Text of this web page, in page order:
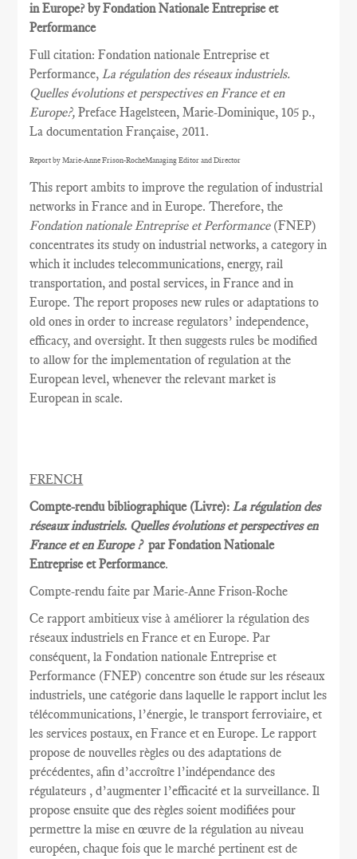
in Europe? by Fondation Nationale Entreprise et
Performance
Full citation: Fondation nationale Entreprise et
Performance,La régulation des réseaux industriels.
Quelles évolutions et perspectives en France et en
Europe?,Preface Hagelsteen, Marie-Dominique, 105 p.,
La documentation Française, 2011.
Report by Marie-Anne Frison-RocheManaging Editor and Director
This report ambits to improve the regulation of industrial
networks in France and in Europe. Therefore, the
Fondation nationale Entreprise et Performance (FNEP)
concentrates its study on industrial networks, a category in
which it includes telecommunications, energy, rail
transportation, and postal services, in France and in
Europe. The report proposes new rules or adaptations to
old ones in order to increase regulators’ independence,
efficacy, and oversight. It then suggests rules be modified
to allow for the implementation of regulation at the
European level, whenever the relevant market is
European in scale.
FRENCH
Compte-rendu bibliographique (Livre):La régulation des
réseaux industriels. Quelles évolutions et perspectives en
France et en Europe ? par Fondation Nationale
Entreprise et Performance.
Compte-rendu faite par Marie-Anne Frison-Roche
Ce rapport ambitieux vise àaméliorer la régulation des
réseaux industriels en France et en Europe. Par
conséquent, la Fondation nationale Entreprise et
Performance (FNEP) concentre son étude sur les réseaux
industriels, une catégorie dans laquelle le rapport inclut les
télécommunications, l’énergie, le transport ferroviaire, et
les services postaux, en France et en Europe. Le rapport
propose de nouvelles règles ou des adaptations de
précédentes, afin d’accroître l’indépendance des
régulateurs , d’augmenter l’efficacité et la surveillance. Il
propose ensuite quedes règles soient modifiées pour
permettre la mise en œuvre de la régulation au niveau
européen, chaque fois que le marché pertinent est de